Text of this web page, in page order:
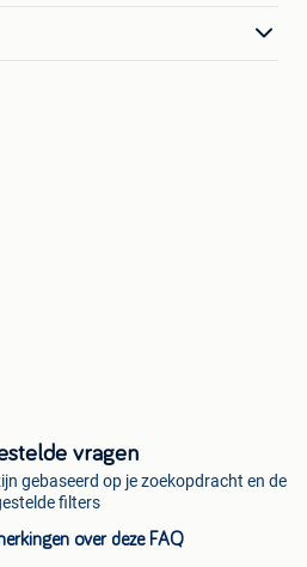
vragen
gebaseerd op je zoekopdracht en de
filters
over deze FAQ